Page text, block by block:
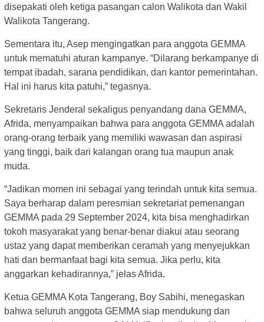
disepakati oleh ketiga pasangan calon Walikota dan Wakil
Walikota Tangerang.
Sementara itu, Asep mengingatkan para anggota GEMMA
untuk mematuhi aturan kampanye. “Dilarang berkampanye di
tempat ibadah, sarana pendidikan, dan kantor pemerintahan.
Hal ini harus kita patuhi,” tegasnya.
Sekretaris Jenderal sekaligus penyandang dana GEMMA,
Afrida, menyampaikan bahwa para anggota GEMMA adalah
orang-orang terbaik yang memiliki wawasan dan aspirasi
yang tinggi, baik dari kalangan orang tua maupun anak
muda.
“Jadikan momen ini sebagai yang terindah untuk kita semua.
Saya berharap dalam peresmian sekretariat pemenangan
GEMMA pada 29 September 2024, kita bisa menghadirkan
tokoh masyarakat yang benar-benar diakui atau seorang
ustaz yang dapat memberikan ceramah yang menyejukkan
hati dan bermanfaat bagi kita semua. Jika perlu, kita
anggarkan kehadirannya,” jelas Afrida.
Ketua GEMMA Kota Tangerang, Boy Sabihi, menegaskan
bahwa seluruh anggota GEMMA siap mendukung dan